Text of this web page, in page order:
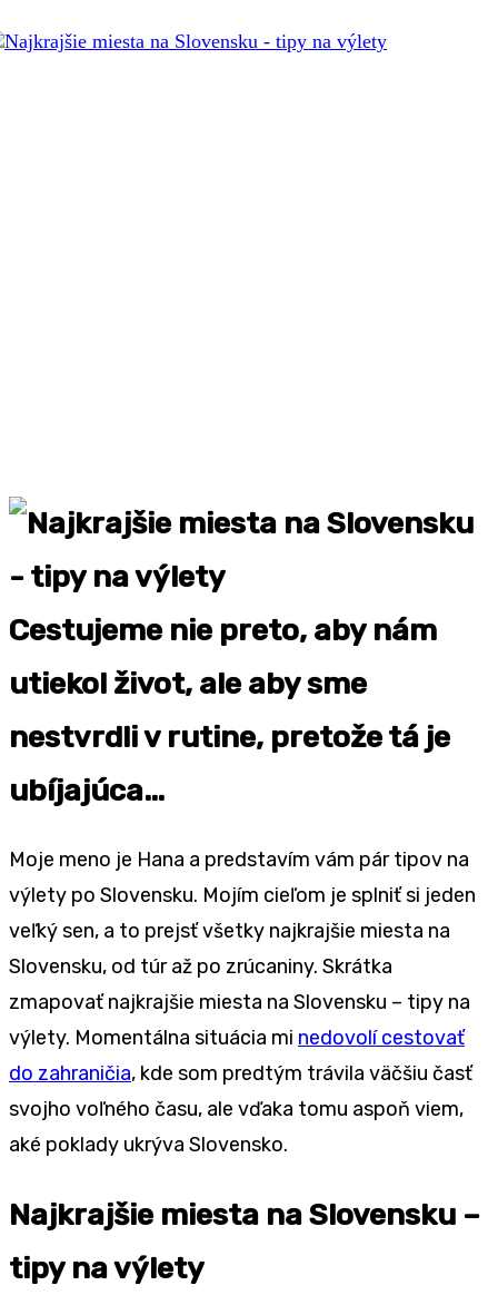
Cestujeme nie preto, aby nám
utiekol život, ale aby sme
nestvrdli v rutine, pretože tá je
ubíjajúca…
Moje meno je Hana a predstavím vám pár tipov na
výlety po Slovensku. Mojím cieľom je splniť si jeden
veľký sen, a to prejsť všetky najkrajšie miesta na
Slovensku, od túr až po zrúcaniny. Skrátka
zmapovať najkrajšie miesta na Slovensku – tipy na
výlety. Momentálna situácia mi nedovolí cestovať
do zahraničia, kde som predtým trávila väčšiu časť
svojho voľného času, ale vďaka tomu aspoň viem,
aké poklady ukrýva Slovensko.
Najkrajšie miesta na Slovensku –
tipy na výlety